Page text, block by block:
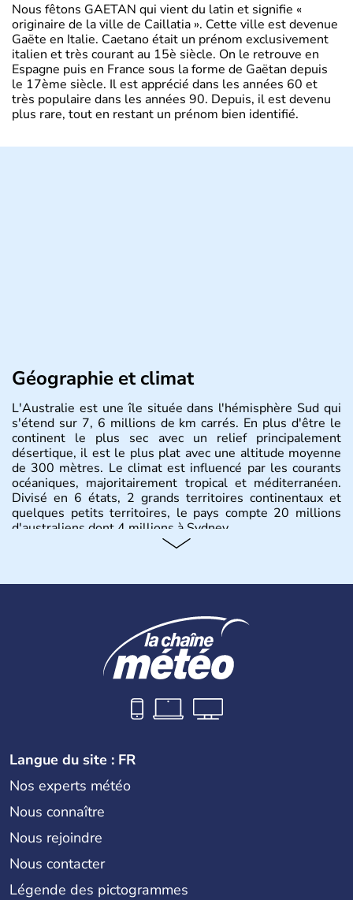
Nous fêtons GAETAN qui vient du latin et signifie «
originaire de la ville de Caillatia ». Cette ville est devenue
Gaëte en Italie. Caetano était un prénom exclusivement
italien et très courant au 15è siècle. On le retrouve en
Espagne puis en France sous la forme de Gaëtan depuis
le 17ème siècle. Il est apprécié dans les années 60 et
très populaire dans les années 90. Depuis, il est devenu
plus rare, tout en restant un prénom bien identifié.
Géographie et climat
L'Australie est une île située dans l'hémisphère Sud qui
s'étend sur 7, 6 millions de km carrés. En plus d'être le
continent le plus sec avec un relief principalement
désertique, il est le plus plat avec une altitude moyenne
de 300 mètres. Le climat est influencé par les courants
océaniques, majoritairement tropical et méditerranéen.
Divisé en 6 états, 2 grands territoires continentaux et
quelques petits territoires, le pays compte 20 millions
d'australiens dont 4 millions à Sydney.
Les premiers aborigènes australiens sont arrivés il y a
humaines. Il faut attendre 1522 pour qu'un explorateur
portugais découvre le continent australien, puis les
années 1700 pour que l'île devienne une terre
d'émigration européenne. La Grande-Bretagne
revendique son appartenance le 26 janvier 1788,
désormais jour de la fête nationale australienne. Cette
monarchie constitutionnelle est encore placée sous le
Langue du site : FR
Nos experts météo
Nous connaître
Nous rejoindre
Nous contacter
Légende des pictogrammes